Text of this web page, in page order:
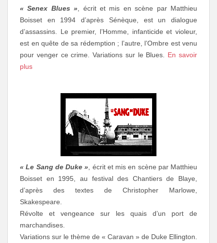
« Senex Blues » , écrit et mis en scène par Matthieu
Boisset en 1994 d’après Sénèque, est un dialogue
d’assassins. Le premier, l’Homme, infanticide et violeur,
est en quête de sa rédemption ; l’autre, l’Ombre est venu
pour venger ce crime. Variations sur le Blues. En savoir
plus
« Le Sang de Duke » , écrit et mis en scène par Matthieu
Boisset en 1995, au festival des Chantiers de Blaye,
d’après des textes de Christopher Marlowe,
Skakespeare.
Révolte et vengeance sur les quais d’un port de
marchandises.
Variations sur le thème de « Caravan » de Duke Ellington.